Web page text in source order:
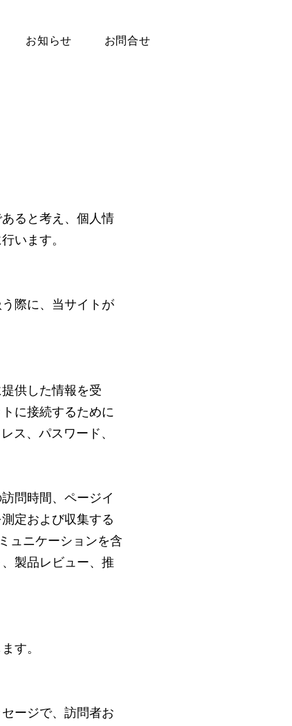
お知らせ お問合せ
ると考え、個人情
います。
際に、当サイトが
供した情報を受
に接続するために
ス、パスワード、
問時間、ページイ
定および収集する
ュニケーションを含
製品レビュー、推
す。
ージで、訪問者お